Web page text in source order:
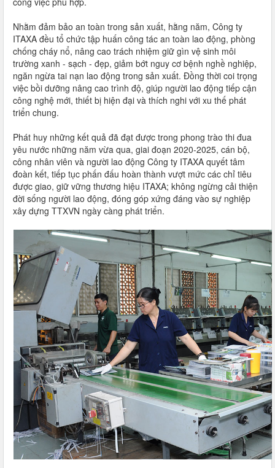
Nhằm đảm bảo an toàn trong sản xuất, hằng năm, Công ty
ITAXA đều tổ chức tập huấn công tác an toàn lao động, phòng
chống cháy nổ, nâng cao trách nhiệm giữ gìn vệ sinh môi
trường xanh - sạch - đẹp, giảm bớt nguy cơ bệnh nghề nghiệp,
ngăn ngừa tai nạn lao động trong sản xuất. Đồng thời coi trọng
việc bồi dưỡng nâng cao trình độ, giúp người lao động tiếp cận
công nghệ mới, thiết bị hiện đại và thích nghi với xu thế phát
triển chung.
Phát huy những kết quả đã đạt được trong phong trào thi đua
yêu nước những năm vừa qua, giai đoạn 2020-2025, cán bộ,
công nhân viên và người lao động Công ty ITAXA quyết tâm
đoàn kết, tiếp tục phấn đấu hoàn thành vượt mức các chỉ tiêu
được giao, giữ vững thương hiệu ITAXA; không ngừng cải thiện
đời sống người lao động, đóng góp xứng đáng vào sự nghiệp
xây dựng TTXVN ngày càng phát triển.